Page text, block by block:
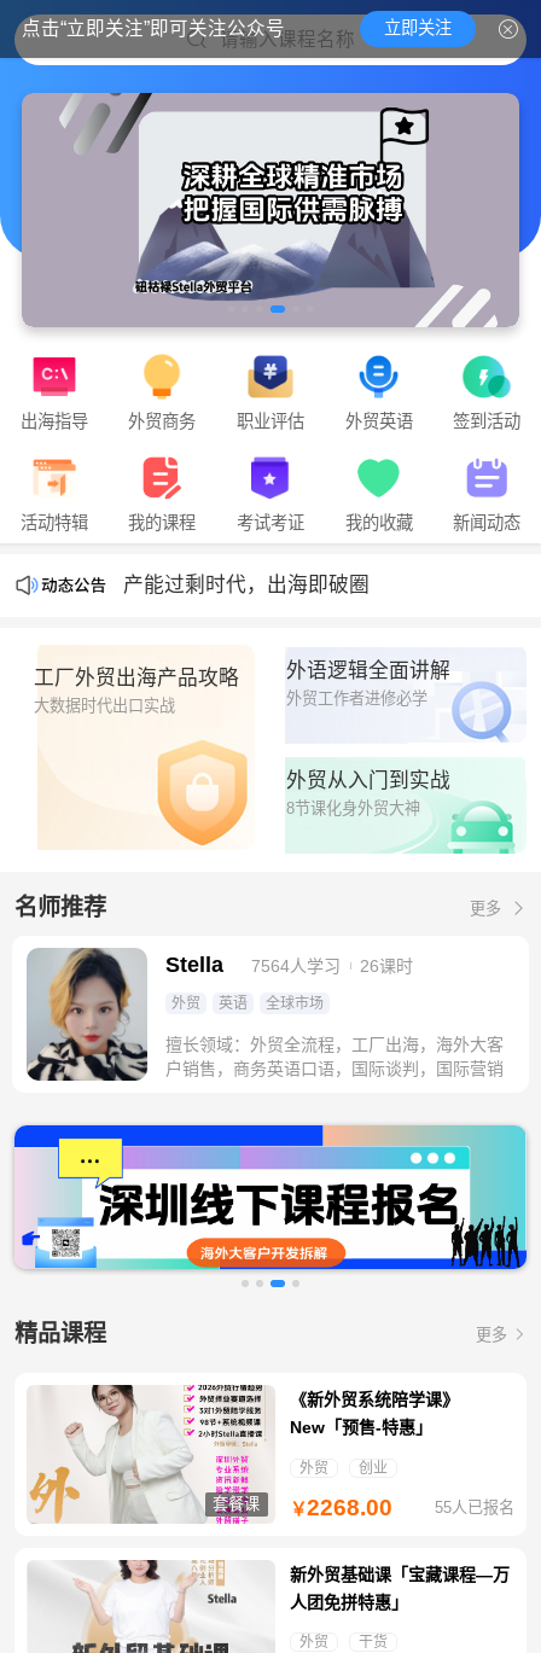
点击“立即关注”即可关注公众号 立即关注
请输入课程名称
出海指导 外贸商务 职业评估 外贸英语 签到活动
活动特辑 我的课程 考试考证 我的收藏 新闻动态
实战外贸，教你课堂里学不到的外贸干货
钮钴禄Stella外贸官方平台隆重上线🧨🧨🧨
产能过剩时代，出海即破圈
工厂外贸出海产品攻略
大数据时代出口实战
外语逻辑全面讲解
外贸工作者进修必学
外贸从入门到实战
8节课化身外贸大神
名师推荐 更多
Stella 7564人学习 26课时
外贸 英语 全球市场
擅长领域：外贸全流程，工厂出海，海外大客
户销售，商务英语口语，国际谈判，国际营销
精品课程 更多
套餐课
《新外贸系统陪学课》
New「预售-特惠」
外贸 创业
￥2268.00 55人已报名
新外贸基础课「宝藏课程—万
人团免拼特惠」
外贸 干货